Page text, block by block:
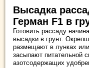
Высадка
Герман F1 в
Готовить рассаду
высадки в грунт.
размещают в лунках
засыпают питательной
азотсодержащих